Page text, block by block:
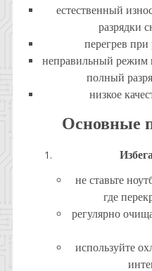
естественный
разрядки
перегрев при
неправильный режим
полный
низкое
Основные
не ставьте
где
регулярно
используйте